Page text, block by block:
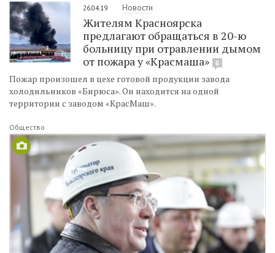
26.04.19 Новости
Жителям Красноярска
предлагают обращаться в 20-ю
больницу при отравлении дымом
от пожара у «Красмаша»
6
Пожар произошел в цехе готовой продукции завода
холодильников «Бирюса». Он находится на одной
территории с заводом «КрасМаш».
Общество